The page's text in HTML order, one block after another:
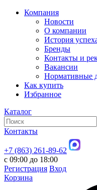
Компания
Новости
О компании
История
Бренды
Контакты и
Вакансии
Нормативные
Как купить
Избранное
Каталог
Контакты
+7 (863) 261-89-62
с 09:00 до 18:00
Регистрация Вход
Корзина